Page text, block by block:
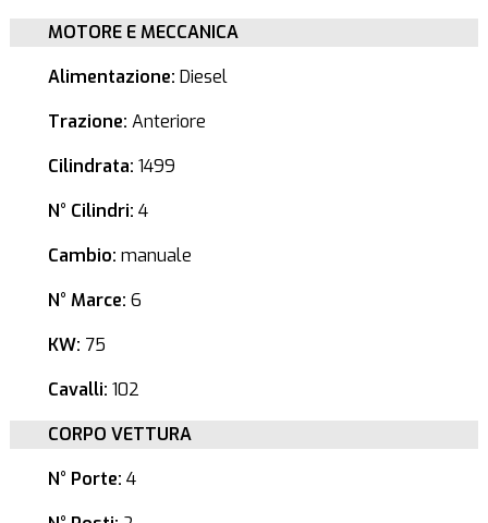
MOTORE E MECCANICA
Alimentazione: Diesel
Trazione: Anteriore
Cilindrata: 1499
N° Cilindri: 4
Cambio: manuale
N° Marce: 6
KW: 75
Cavalli: 102
CORPO VETTURA
N° Porte: 4